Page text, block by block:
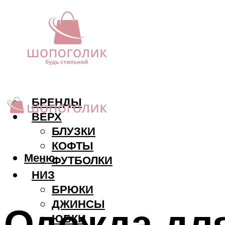
БРЕНДЫ
ВЕРХ
БЛУЗКИ
КОФТЫ
ФУТБОЛКИ
НИЗ
БРЮКИ
ДЖИНСЫ
ЮБКИ
Меню